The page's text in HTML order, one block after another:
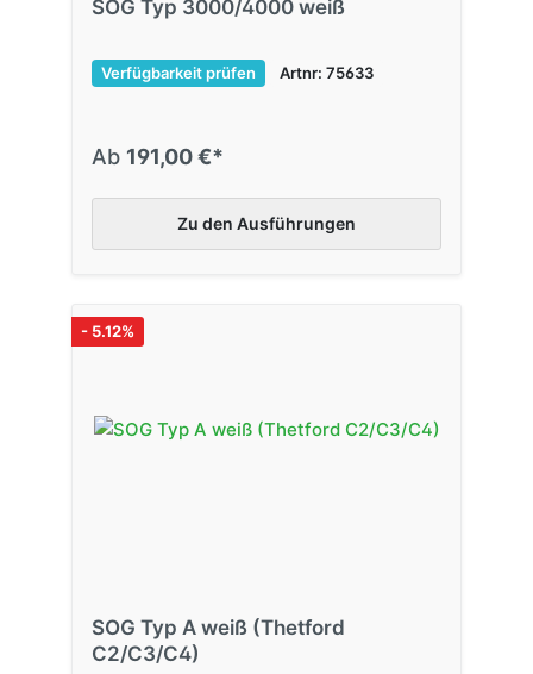
SOG Typ 3000/4000 weiß
Verfügbarkeit prüfen Artnr: 75633
Ab 191,00 €*
Zu den Ausführungen
- 5.12%
SOG Typ A weiß (Thetford
C2/C3/C4)